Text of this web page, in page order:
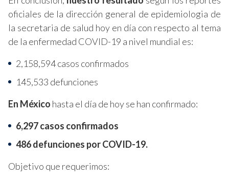
oficiales de la dirección general de epidemiologia de
la secretaria de salud hoy en día con respecto al tema
de la enfermedad COVID-19 a nivel mundial es:
2,158,594 casos confirmados
145,533 defunciones
En México hasta el día de hoy se han confirmado:
6,297 casos confirmados
486 defunciones por COVID-19.
Objetivo que requerimos: